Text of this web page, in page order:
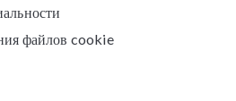
файлов cookie